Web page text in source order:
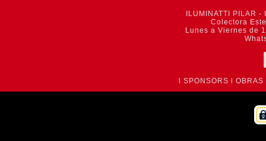
ILUMINATTI PILAR
Colectora
Lunes a Viernes de
lSPONSORS lOBRAS